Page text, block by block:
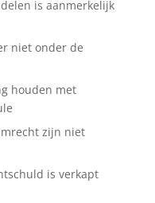
is aanmerkelijk
niet onder de
houden met
zijn niet
is verkapt